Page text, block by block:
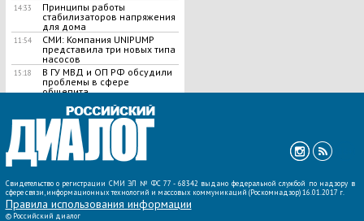
14:33
Принципы работы
стабилизаторов напряжения
для дома
11:54
СМИ: Компания UNIPUMP
представила три новых типа
насосов
15:18
В ГУ МВД и ОП РФ обсудили
проблемы в сфере
общепита
ВСЕ НОВОСТИ »
Свидетельство о регистрации СМИ ЭЛ № ФС 77 - 68342 выдано федеральной службой по надзору в
сфере связи, информационных технологий и массовых коммуникаций (Роскомнадзор) 16.01.2017 г.
Правила использования информации
© Российский диалог